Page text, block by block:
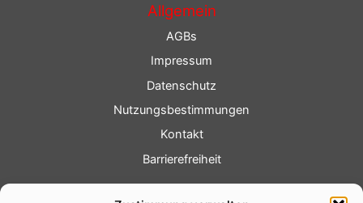
Allgemein
AGBs
Impressum
Datenschutz
Nutzungsbestimmungen
Kontakt
Barrierefreiheit